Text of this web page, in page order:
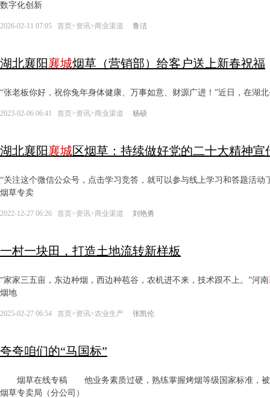
数字化创新
2026-02-11 07:05 首页>资讯>商业渠道 鲁洁
湖北襄阳襄城烟草（营销部）给客户送上新春祝福
“张老板你好，祝你兔年身体健康、万事如意、财源广进！”近日，在湖
2023-02-06 06:41 首页>资讯>商业渠道 杨硕
湖北襄阳襄城区烟草：持续做好党的二十大精神宣
“关注这个微信公众号，点击学习竞答，就可以参与线上学习和答题活动
烟草专卖
2022-12-27 06:26 首页>资讯>商业渠道 刘艳勇
一村一块田，打造土地流转新样板
“家家三五亩，东边种烟，西边种苞谷，农机进不来，技术跟不上。”河南
烟地
2025-02-27 06:54 首页>资讯>农业生产 张凯伦
夸夸咱们的“马国标”
烟草在线专稿 他业务素质过硬，熟练掌握烤烟等级国家标准，被
烟草专卖局（分公司）